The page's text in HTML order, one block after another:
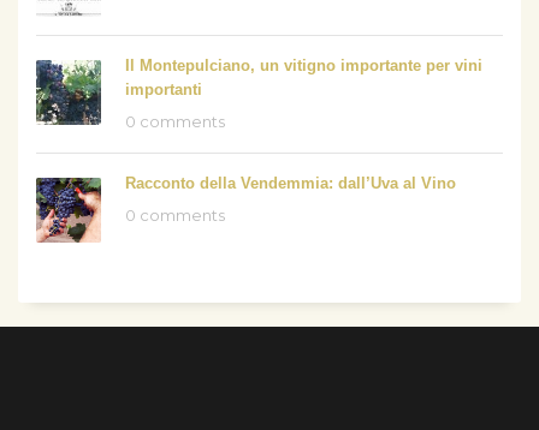
Il Montepulciano, un vitigno importante per vini
importanti
0 comments
Racconto della Vendemmia: dall’Uva al Vino
0 comments